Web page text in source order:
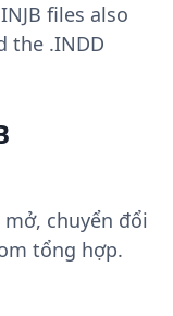
files also
the .INDD
chuyển đổi
tổng hợp.